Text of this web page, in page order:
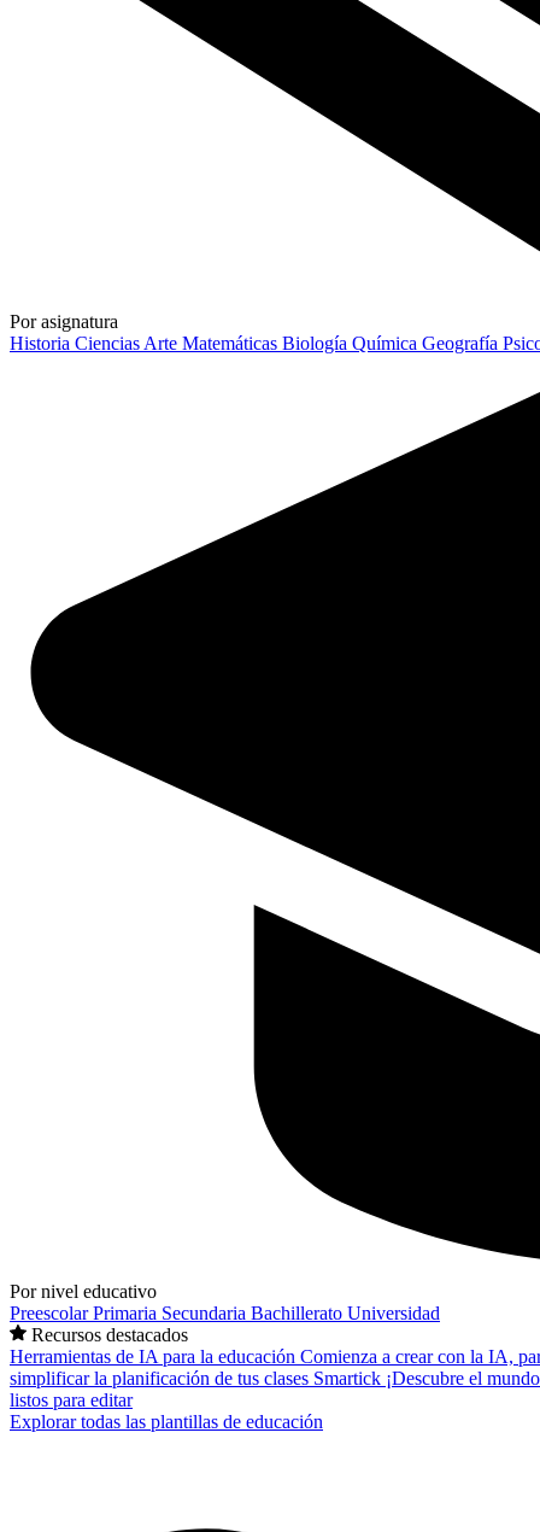
Por asignatura
Historia Ciencias Arte Matemáticas Biología Química Geografía
Por nivel educativo
PreescolarPrimaria Secundaria Bachillerato Universidad
Recursos destacados
Herramientas de IA para la educación Comienza a crear con la IA,
simplificar la planificación de tus clases Smartick ¡Descubre el
listos para editar
Explorar todas las plantillas de educación